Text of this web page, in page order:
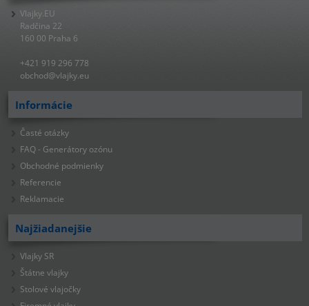
Vlajky.EU
Radčina 22
160 00 Praha 6
+421 919 296 778
obchod@vlajky.eu
Informácie
Časté otázky
FAQ - Generátory ozónu
Obchodné podmienky
Referencie
Reklamacie
Najžiadanejšie
Vlajky SR
Štátne vlajky
Stolové vlajočky